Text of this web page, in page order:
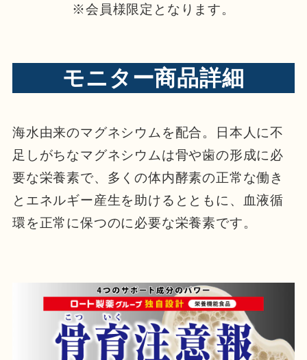
※会員様限定となります。
モニター商品詳細
海水由来のマグネシウムを配合。日本人に不
足しがちなマグネシウムは骨や歯の形成に必
要な栄養素で、多くの体内酵素の正常な働き
とエネルギー産生を助けるとともに、血液循
環を正常に保つのに必要な栄養素です。